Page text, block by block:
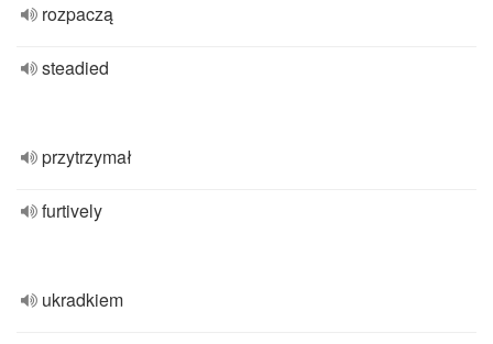
rozpaczą
steadied
przytrzymał
furtively
ukradkiem